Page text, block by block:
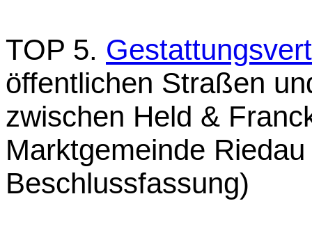
TOP 5.
öffentlichen Straßen
zwischen Held &
Marktgemeinde
Beschlussfassung)